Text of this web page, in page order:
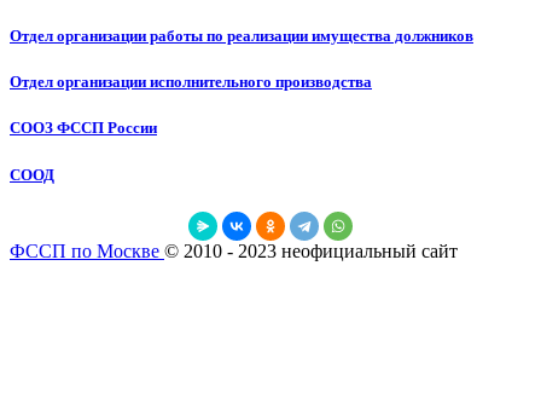
Отдел организации работы по реализации имущества должников
Отдел организации исполнительного производства
СООЗ ФССП России
СООД
ФССП по Москве © 2010 - 2023 неофициальный сайт